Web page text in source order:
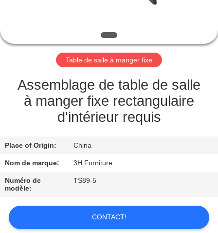
DE
QUALITÉ
CONTACT
USA
UNE
CITATION
PLAN
DU
SITE
Table de salle à manger fixe
Assemblage de table de salle
à manger fixe rectangulaire
d'intérieur requis
Place of Origin: China
Nom de marque: 3H Furniture
Numéro de
modèle:
TS89-5
CONTACT!